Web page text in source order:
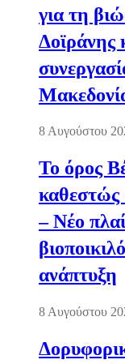
για τη
Δοϊράνης
8 Αυγούστου
Το όρος
καθεστώς
– Νέο
ανάπτυξη
8 Αυγούστου